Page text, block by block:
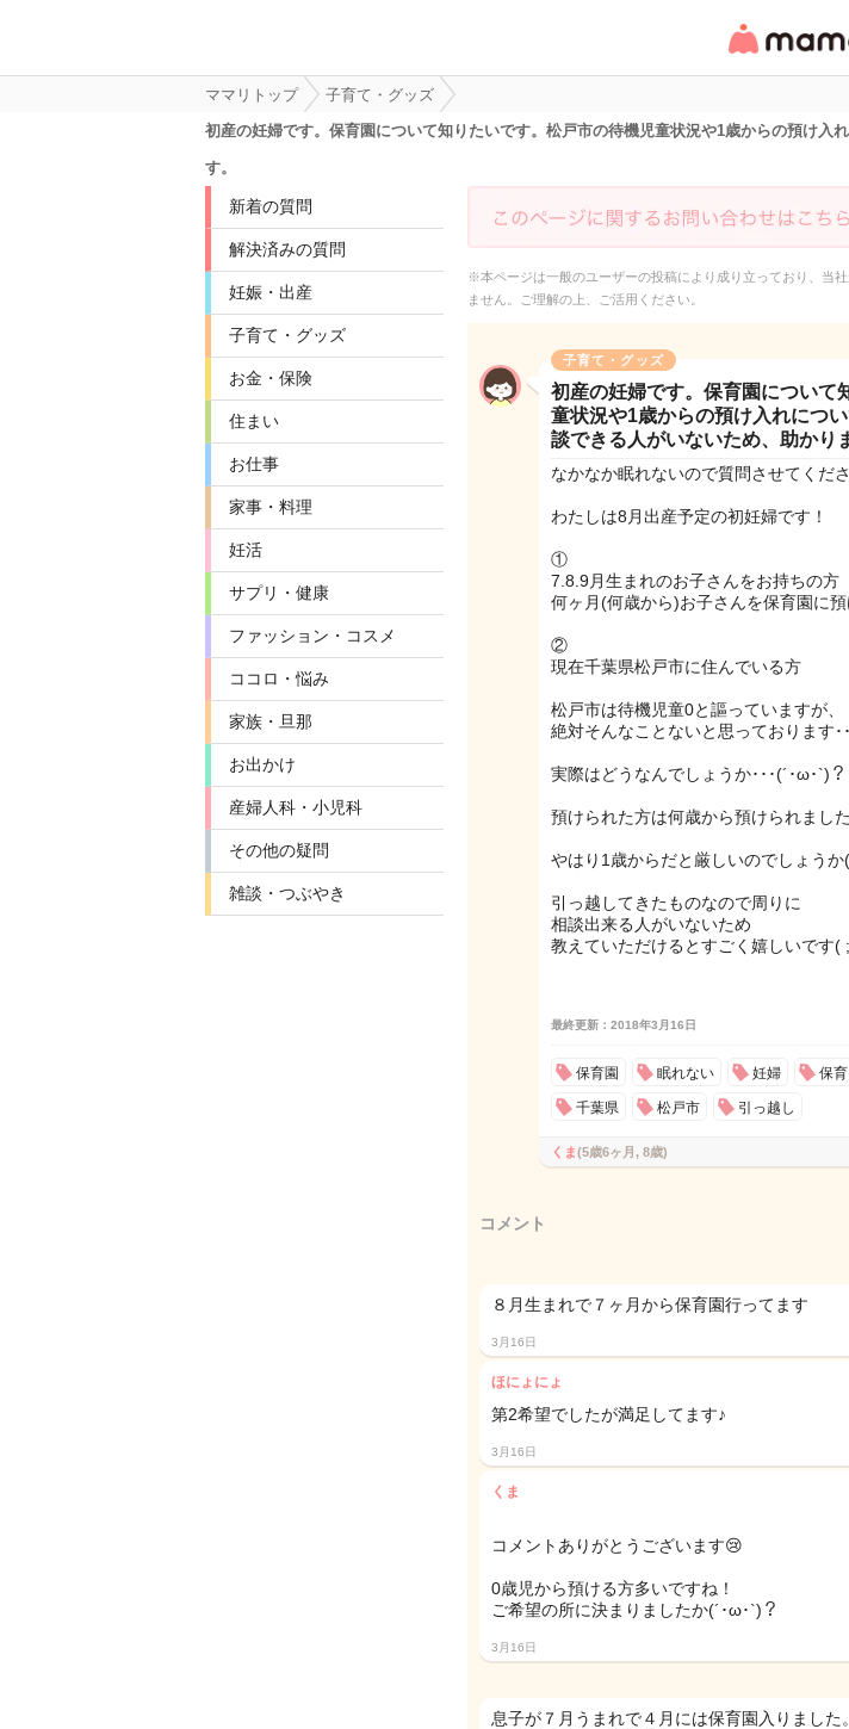
リ・情報サイト
ママリトップ
子育て・グッズ
初産の妊婦です。保育園について知りたいです。松戸市の待機児童状況や1歳からの預け入
す。
新着の質問
解決済みの質問
妊娠・出産
子育て・グッズ
お金・保険
住まい
お仕事
家事・料理
妊活
サプリ・健康
ファッション・コスメ
ココロ・悩み
家族・旦那
お出かけ
産婦人科・小児科
その他の疑問
雑談・つぶやき
※本ページは一般のユーザーの投稿により成り立っており、当
ません。ご理解の上、ご活用ください。
子育て・グッズ
初産の妊婦です。保育園について
童状況や1歳からの預け入れにつ
談できる人がいないため、助かり
なかなか眠れないので質問させてくださ
わたしは8月出産予定の初妊婦です！
①
7.8.9月生まれのお子さんをお持ちの方
何ヶ月(何歳から)お子さんを保育園に
②
現在千葉県松戸市に住んでいる方
松戸市は待機児童0と謳っていますが、
絶対そんなことないと思っております･
実際はどうなんでしょうか･･･(´･ω･`)？
預けられた方は何歳から預けられまし
やはり1歳からだと厳しいのでしょうか
引っ越してきたものなので周りに
相談出来る人がいないため
教えていただけるとすごく嬉しいです(
最終更新：2018年3月16日
保育園 眠れない 妊婦 保育
千葉県 松戸市 引っ越し
くま(5歳6ヶ月, 8歳)
コメント
８月生まれで７ヶ月から保育園行ってます
3月16日
ほにょにょ
第2希望でしたが満足してます♪
3月16日
くま
コメントありがとうございます😢
0歳児から預ける方多いですね！
ご希望の所に決まりましたか(´･ω･`)？
3月16日
息子が７月うまれで４月には保育園入りました